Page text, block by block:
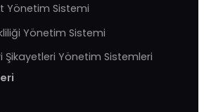
Yönetim Sistemi
Yönetim Sistemi
Şikayetleri Yönetim Sistemleri